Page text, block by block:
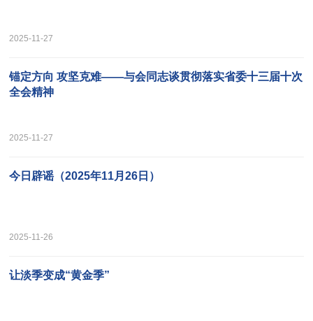
2025-11-27
锚定方向 攻坚克难——与会同志谈贯彻落实省委十三届十次
全会精神
2025-11-27
今日辟谣（2025年11月26日）
2025-11-26
让淡季变成“黄金季”